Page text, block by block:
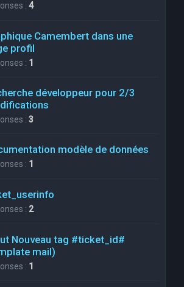
: 4
Camembert dans une
profil
: 1
développeur pour 2/3
: 3
modèle de données
: 1
: 2
Nouveau tag #ticket_id#
mail)
: 1